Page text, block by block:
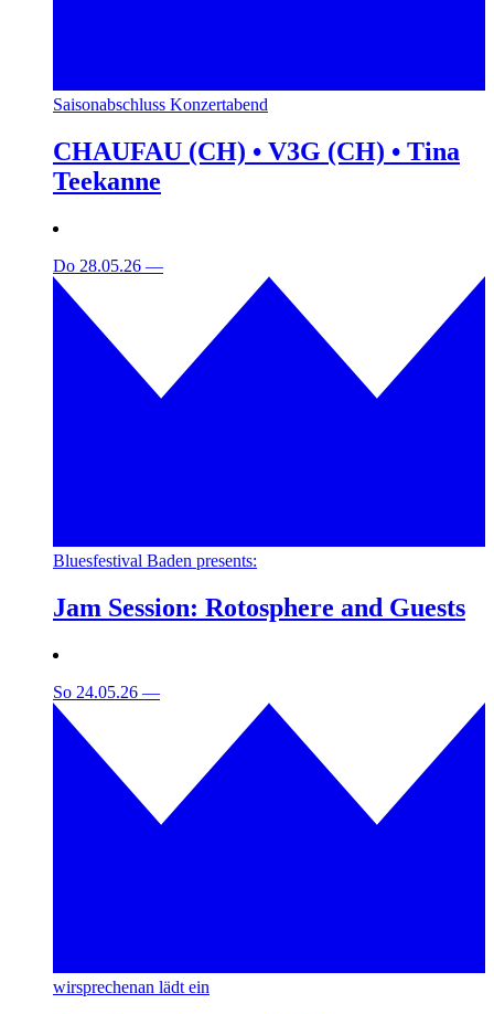
Saisonabschluss Konzertabend
CHAUFAU (CH) • V3G (CH) • Tina
Teekanne
Do 28.05.26 —
Bluesfestival Baden presents:
Jam Session: Rotosphere and Guests
So 24.05.26 —
wirsprechenan lädt ein